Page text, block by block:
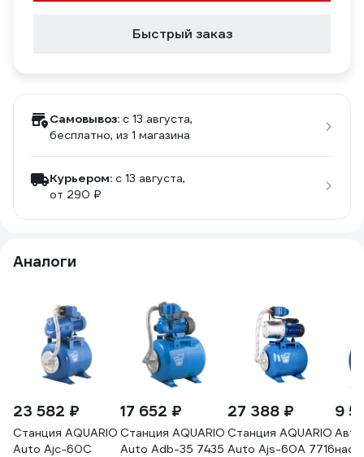
Быстрый заказ
Самовывоз: c 13 августа,
бесплатно, из 1 магазина
Курьером: c 13 августа,
от 290 ₽
Аналоги
23 582 ₽
Станция AQUARIO
Auto Ajc-60C
17 652 ₽
Станция AQUARIO
Auto Adb-35 7435
27 388 ₽
Станция AQUARIO
Auto Ajs-60A 7716
9